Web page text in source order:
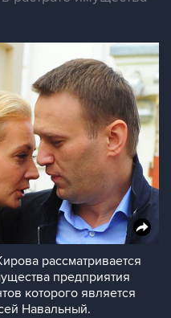
рассматривается
предприятия
которого является
Навальный.